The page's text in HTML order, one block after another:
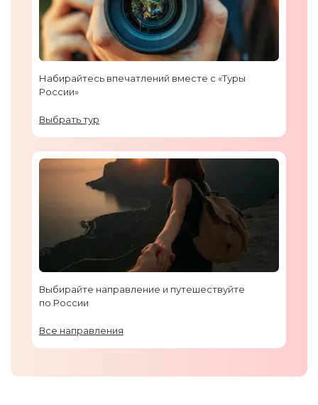
Набирайтесь впечатлений вместе с «Туры
России»
Выбрать тур
Выбирайте направление и путешествуйте
по России
Все направления